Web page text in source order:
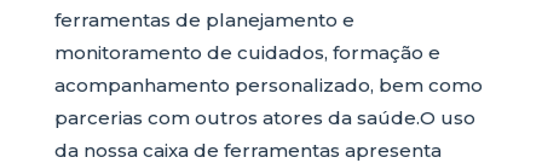
ferramentas de planejamento e
monitoramento de cuidados, formação e
acompanhamento personalizado, bem como
parcerias com outros atores da saúde.O uso
da nossa caixa de ferramentas apresenta